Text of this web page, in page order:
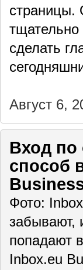
страницы.
тщательно
сделать
Август 6,
Вход по
способ
Фото:
забывают,
попадают
Inbox.eu